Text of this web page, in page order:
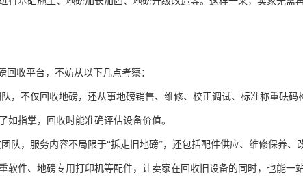
回收平台，不妨从以下几点考察：
，不仅回收地磅，还从事地磅销售、维修、校正调试、标准称重砝码
如指掌，回收时能准确评估设备价值。
队，服务内容不局限于“拆走旧地磅”，还包括配件供应、维修保养、
软件、地磅专用打印机等配件，让卖家在回收旧设备的同时，也能一